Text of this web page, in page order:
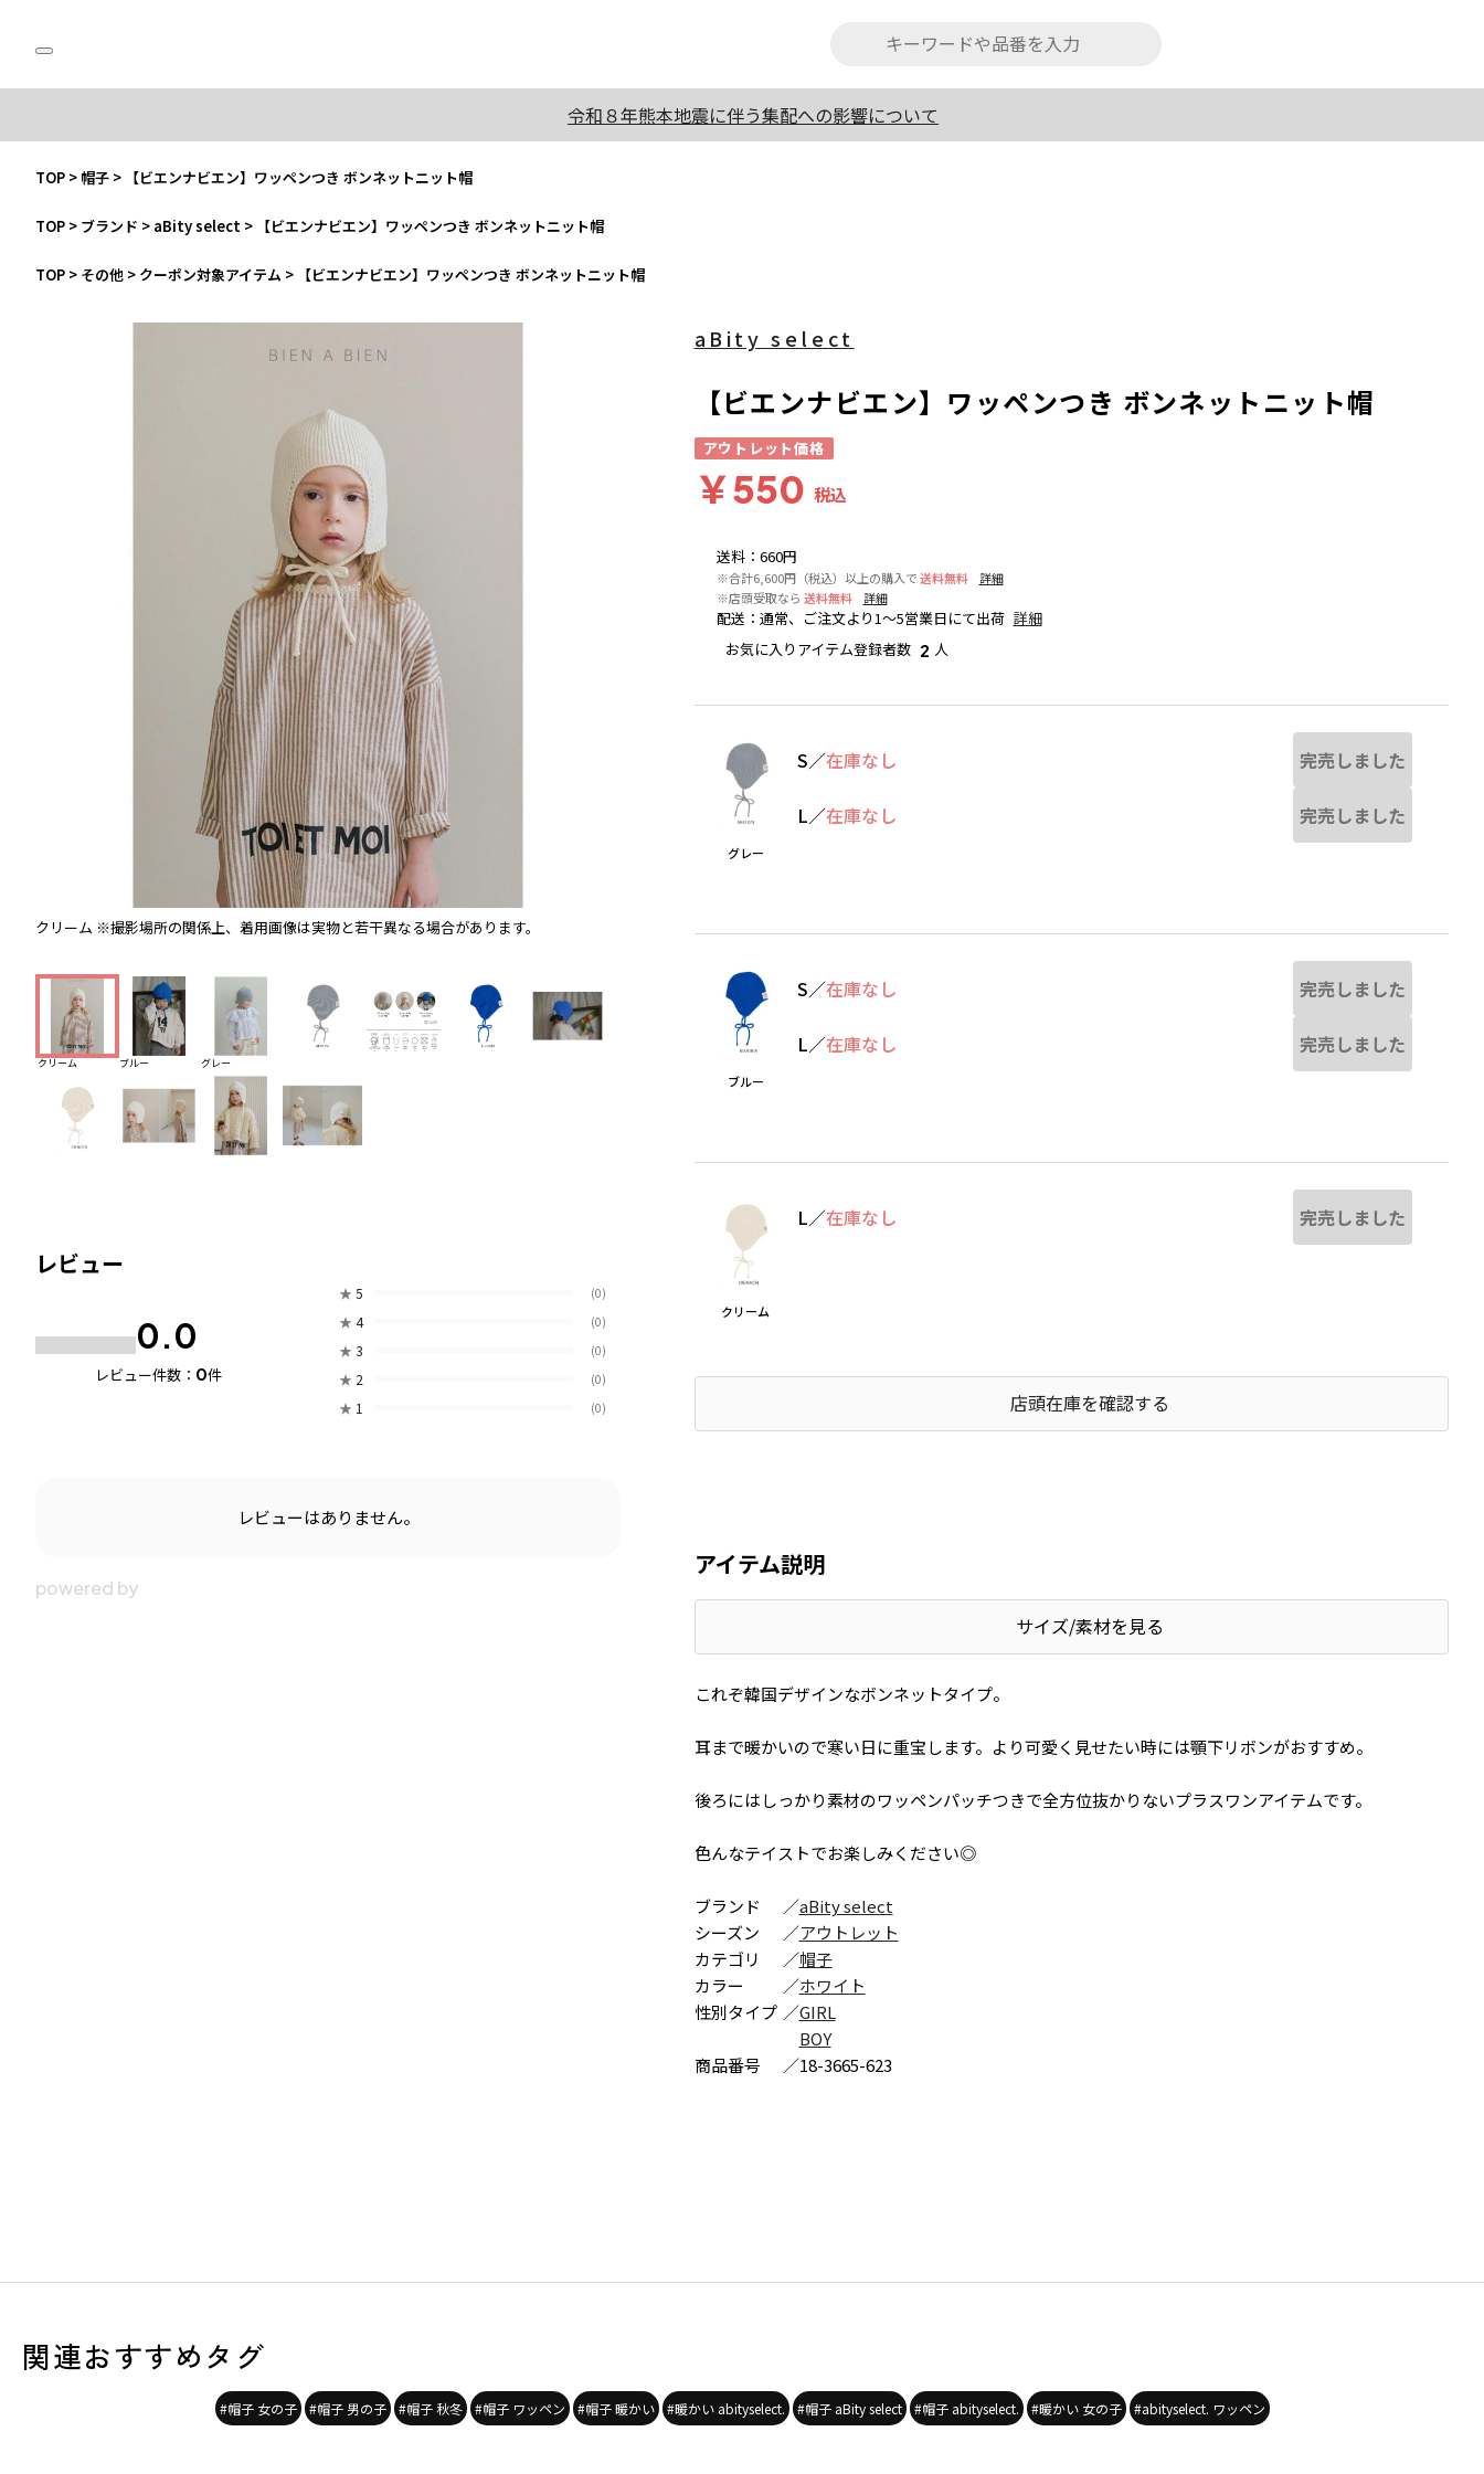
令和８年熊本地震に伴う集配への影響について
TOP > 帽子 > 【ビエンナビエン】ワッペンつき ボンネットニット帽
TOP > ブランド > aBity select > 【ビエンナビエン】ワッペンつき ボンネットニット帽
TOP > その他 > クーポン対象アイテム > 【ビエンナビエン】ワッペンつき ボンネットニット帽
クリーム ※撮影場所の関係上、着用画像は実物と若干異なる場合があります。
クリーム ブルー グレー
レビュー
0.0
レビュー件数： 0件
★ 5 (0)
★ 4 (0)
★ 3 (0)
★ 2 (0)
★ 1 (0)
レビューはありません。
送料： 660円
※合計6,600円（税込）以上の購入で送料無料
詳細
※店頭受取なら 送料無料 詳細
配送 ： 通常、ご注文より1～5営業日にて出荷 詳細
お気に入りアイテム登録者数 2 人
aBity select
【ビエンナビエン】ワッペンつき ボンネットニット帽
アウトレット価格
￥550 税込
グレー
S／在庫なし 完売しました
L／在庫なし 完売しました
ブルー
S／在庫なし 完売しました
L／在庫なし 完売しました
クリーム
L／在庫なし 完売しました
店頭在庫を確認する
アイテム説明
サイズ/素材を見る
これぞ韓国デザインなボンネットタイプ。
耳まで暖かいので寒い日に重宝します。より可愛く見せたい時には顎下リボンがおすすめ。
後ろにはしっかり素材のワッペンパッチつきで全方位抜かりないプラスワンアイテムです。
色んなテイストでお楽しみください◎
ブランド ／aBity select
シーズン
／アウトレット
カテゴリ
／帽子
カラー
／ホワイト
性別タイプ ／GIRL
BOY
商品番号
／18-3665-623
関連おすすめタグ
#帽子 女の子 #帽子 男の子 #帽子 秋冬 #帽子 ワッペン #帽子 暖かい #暖かい abityselect. #帽子 aBity select #帽子 abityselect. #暖かい 女の子 #abityselect. ワッペン